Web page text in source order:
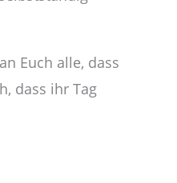
Euch alle, dass
dass ihr Tag